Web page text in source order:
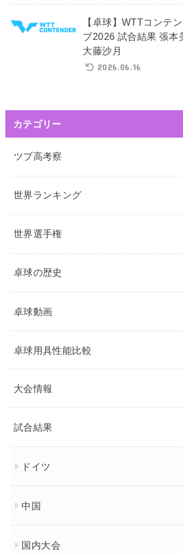
【卓球】WTTコンテ
ブ2026 試合結果 張本
大藤沙月
2026.06.16
カテゴリー
ツブ高考察
世界ランキング
世界選手権
卓球の歴史
卓球動画
卓球用具性能比較
大会情報
試合結果
ドイツ
中国
国内大会